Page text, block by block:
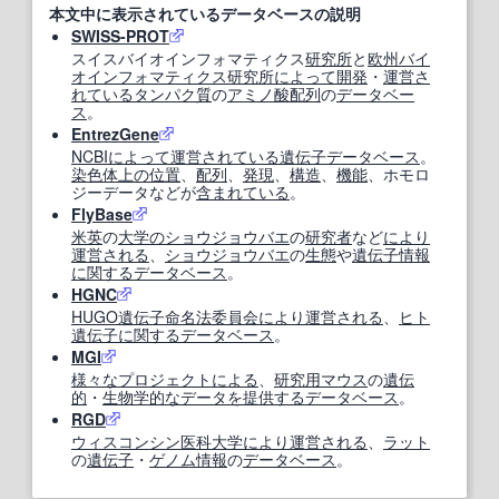
本文中に表示されているデータベースの説明
SWISS-PROT
スイスバイオインフォマティクス研究所と欧州バイ
オインフォマティクス研究所によって開発 ・ 運営さ
れている タンパク質のアミノ酸配列のデータベー
ス 。
EntrezGene
NCBIによって運営されている遺伝子データベース 。
染色体 上の位置 配列 発現 構造 機能 、ホモロ
ジーデータなどが含まれている 。
FlyBase
米英の大学のショウジョウバエの研究者などにより
運営される ショウジョウバエの生態や遺伝子情報
に関するデータベース 。
HGNC
HUGO遺伝子命名法委員会により運営される
ヒト
遺伝子に関するデータベース 。
MGI
様々なプロジェクト による 研究用マウスの遺伝
的 ・ 生物学的なデータを提供するデータベース 。
RGD
ウィスコンシン医科大学により運営される
ラット
の遺伝子 ・ ゲノム情報のデータベース 。